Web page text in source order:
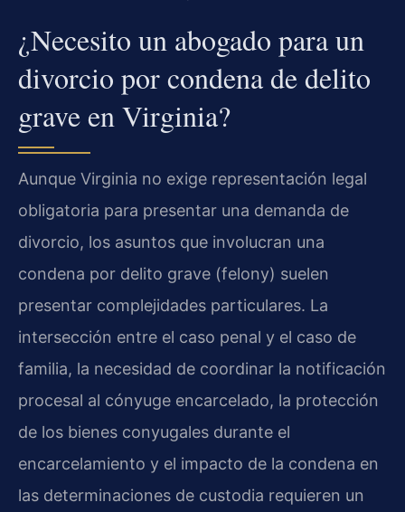
¿Necesito un abogado para un
divorcio por condena de delito
grave en Virginia?
Aunque Virginia no exige representación legal
obligatoria para presentar una demanda de
divorcio, los asuntos que involucran una
condena por delito grave (felony) suelen
presentar complejidades particulares. La
intersección entre el caso penal y el caso de
familia, la necesidad de coordinar la notificación
procesal al cónyuge encarcelado, la protección
de los bienes conyugales durante el
encarcelamiento y el impacto de la condena en
las determinaciones de custodia requieren un